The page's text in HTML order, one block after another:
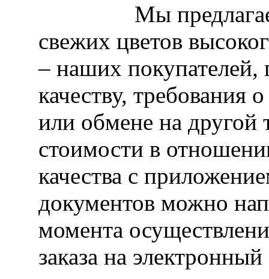
Мы предлагаем к
свежих цветов
– наших покупателей,
качеству, требования
или обмене на другой
стоимости в
качества с
документов можно
момента
заказа на